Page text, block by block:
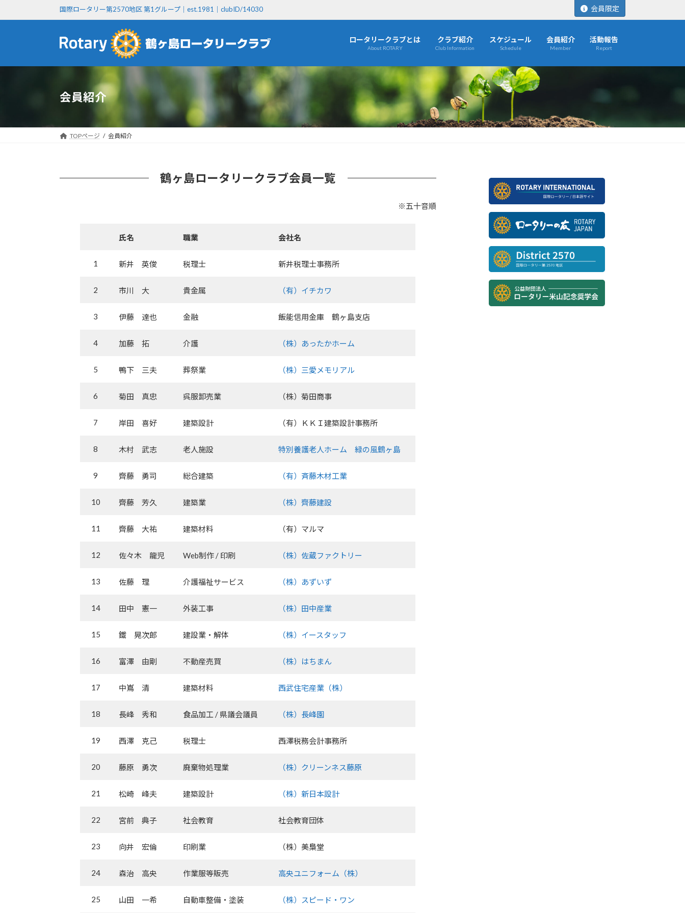
ス
ン
国際ロータリー第2570地区 第1グループ｜est.1981｜clubID/14030 会員限定
ロータリークラブとは
About ROTARY
クラブ紹介
Club Information
スケジュール
Schedule
会員紹介
Member
活動報告
Report
会員紹介
TOPページ 会員紹介
鶴ヶ島ロータリークラブ会員一覧
※五十音順
氏名 職業 会社名
1 新井 英俊 税理士 新井税理士事務所
2 市川 大 貴金属 （有）イチカワ
3 伊藤 達也 金融 飯能信用金庫 鶴ヶ島支店
4 加藤 拓 介護 （株）あったかホーム
5 鴨下 三夫 葬祭業 （株）三愛メモリアル
6 菊田 真忠 呉服卸売業 （株）菊田商事
7 岸田 喜好 建築設計 （有）ＫＫＩ建築設計事務所
8 木村 武志 老人施設 特別養護老人ホーム 緑の風鶴ヶ島
9 齊藤 勇司 総合建築 （有）斉藤木材工業
10 齊藤 芳久 建築業 （株）齊藤建設
11 齊藤 大祐 建築材料 （有）マルマ
12 佐々木 龍児 Web制作 / 印刷 （株）佐蔵ファクトリー
13 佐藤 理 介護福祉サービス （株）あずいず
14 田中 憲一 外装工事 （株）田中産業
15 鐵 晃次郎 建設業・解体 （株）イースタッフ
16 富澤 由剛 不動産売買 （株）はちまん
17 中嶌 清 建築材料 西武住宅産業（株）
18 長峰 秀和 食品加工 / 県議会議員 （株）長峰園
19 西澤 克己 税理士 西澤税務会計事務所
20 藤原 勇次 廃棄物処理業 （株）クリーンネス藤原
21 松崎 峰夫 建築設計 （株）新日本設計
22 宮前 典子 社会教育 社会教育団体
23 向井 宏倫 印刷業 （株）美梟堂
24 森治 高央 作業服等販売 高央ユニフォーム（株）
25 山田 一希 自動車整備・塗装 （株）スピード・ワン